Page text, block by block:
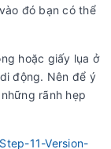
đó bạn có thể
hoặc giấy lụa ở
động. Nên để ý
rãnh hẹp